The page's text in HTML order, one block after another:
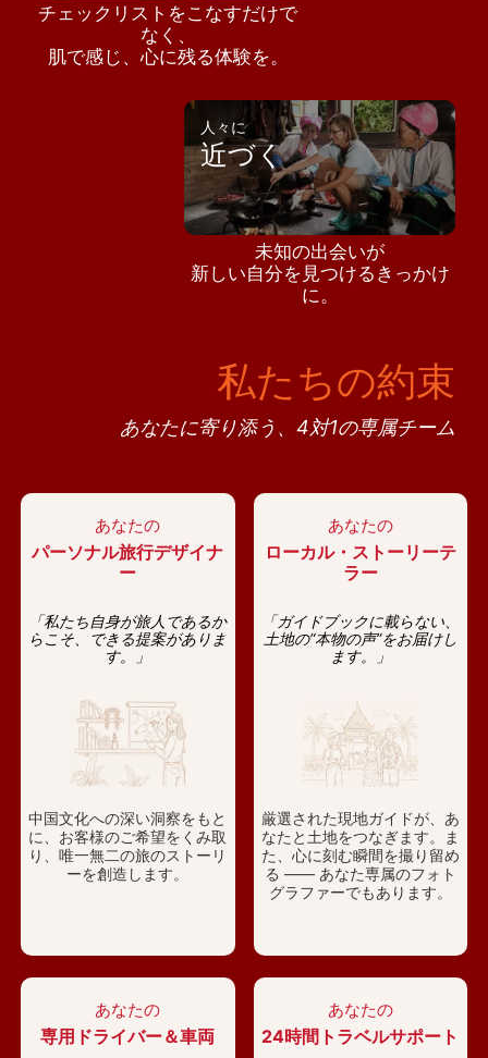
チェックリストをこなすだけで
なく、
肌で感じ、心に残る体験を。
人々に
近づく
未知の出会いが
新しい自分を見つけるきっかけ
に。
私たちの約束
あなたに寄り添う、4対1の専属チーム
あなたの
パーソナル旅行デザイナ
ー
「私たち自身が旅人であるか
らこそ、できる提案がありま
す。」
中国文化への深い洞察をもと
に、お客様のご希望をくみ取
り、唯一無二の旅のストーリ
ーを創造します。
あなたの
ローカル・ストーリーテ
ラー
「ガイドブックに載らない、
土地の“本物の声”をお届けし
ます。」
厳選された現地ガイドが、あ
なたと土地をつなぎます。ま
た、心に刻む瞬間を撮り留め
る —— あなた専属のフォト
グラファーでもあります。
あなたの
専用ドライバー＆車両
あなたの
24時間トラベルサポート